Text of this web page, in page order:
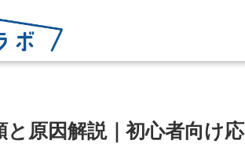
原因解説｜初心者向け応